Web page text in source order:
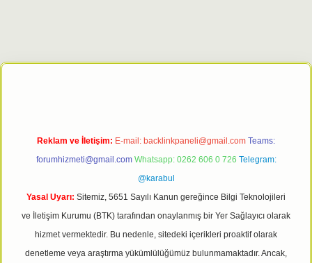
giriş adresitulipbett.net
Reklam ve İletişim: E-mail: backlinkpaneli@gmail.com Teams:
forumhizmeti@gmail.com Whatsapp: 0262 606 0 726 Telegram:
@karabul
Yasal Uyarı: Sitemiz, 5651 Sayılı Kanun gereğince Bilgi Teknolojileri
ve İletişim Kurumu (BTK) tarafından onaylanmış bir Yer Sağlayıcı olarak
hizmet vermektedir. Bu nedenle, sitedeki içerikleri proaktif olarak
denetleme veya araştırma yükümlülüğümüz bulunmamaktadır. Ancak,